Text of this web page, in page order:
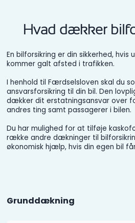
Hvad dækker
En bilforsikring er din sikkerhed, hvis
kommer galt afsted i trafikken.
I henhold til Færdselsloven skal du
ansvarsforsikring til din bil. Den
dækker dit erstatningsansvar over
andres ting samt passagerer i bilen.
Du har mulighed for at tilføje
række andre dækninger til
økonomisk hjælp, hvis din egen bil
Grunddækning